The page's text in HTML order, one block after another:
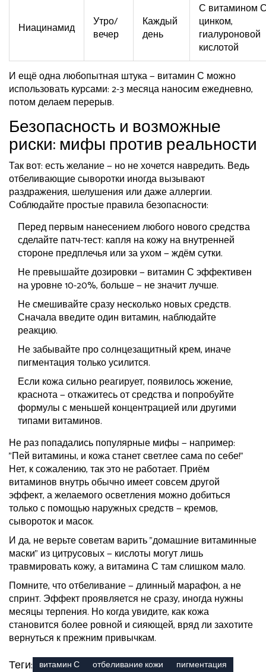
Ниацинамид
Утро/
вечер
Каждый
день
С витамином
цинком,
гиалуроновой
кислотой
И ещё одна любопытная штука — витамин С можно
использовать курсами: 2-3 месяца наносим ежедневно,
потом делаем перерыв.
Безопасность и возможные
риски: мифы против реальности
Так вот: есть желание — но не хочется навредить. Ведь
отбеливающие сыворотки иногда вызывают
раздражения, шелушения или даже аллергии.
Соблюдайте простые правила безопасности:
Перед первым нанесением любого нового средства
сделайте патч-тест: капля на кожу на внутренней
стороне предплечья или за ухом — ждём сутки.
Не превышайте дозировки — витамин С эффективен
на уровне 10-20%, больше — не значит лучше.
Не смешивайте сразу несколько новых средств.
Сначала введите один витамин, наблюдайте
реакцию.
Не забывайте про солнцезащитный крем, иначе
пигментация только усилится.
Если кожа сильно реагирует, появилось жжение,
краснота — откажитесь от средства и попробуйте
формулы с меньшей концентрацией или другими
типами витаминов.
Не раз попадались популярные мифы — например:
"Пей витамины, и кожа станет светлее сама по себе!"
Нет, к сожалению, так это не работает. Приём
витаминов внутрь обычно имеет совсем другой
эффект, а желаемого осветления можно добиться
только с помощью наружных средств — кремов,
сывороток и масок.
И да, не верьте советам варить "домашние витаминные
маски" из цитрусовых — кислоты могут лишь
травмировать кожу, а витамина С там слишком мало.
Помните, что отбеливание — длинный марафон, а не
спринт. Эффект проявляется не сразу, иногда нужны
месяцы терпения. Но когда увидите, как кожа
становится более ровной и сияющей, вряд ли захотите
вернуться к прежним привычкам.
Теги: витамин С отбеливание кожи пигментация